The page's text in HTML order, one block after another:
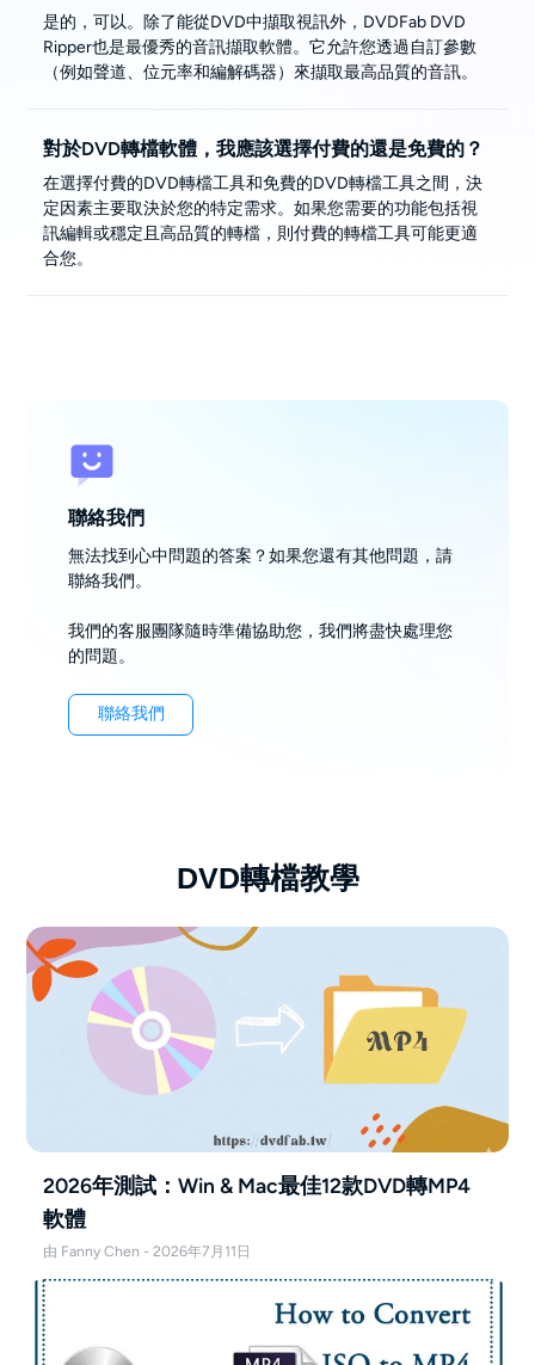
是的，可以。除了能從DVD中擷取視訊外，DVDFab DVD
Ripper也是最優秀的音訊擷取軟體。它允許您透過自訂參數
（例如聲道、位元率和編解碼器）來擷取最高品質的音訊。
對於DVD轉檔軟體，我應該選擇付費的還是免費的？
在選擇付費的DVD轉檔工具和免費的DVD轉檔工具之間，決
定因素主要取決於您的特定需求。如果您需要的功能包括視
訊編輯或穩定且高品質的轉檔，則付費的轉檔工具可能更適
合您。
聯絡我們
無法找到心中問題的答案？如果您還有其他問題，請
聯絡我們。
我們的客服團隊隨時準備協助您，我們將盡快處理您
的問題。
聯絡我們
DVD轉檔教學
2026年測試：Win & Mac最佳12款DVD轉MP4
軟體
由 Fanny Chen - 2026年7月11日